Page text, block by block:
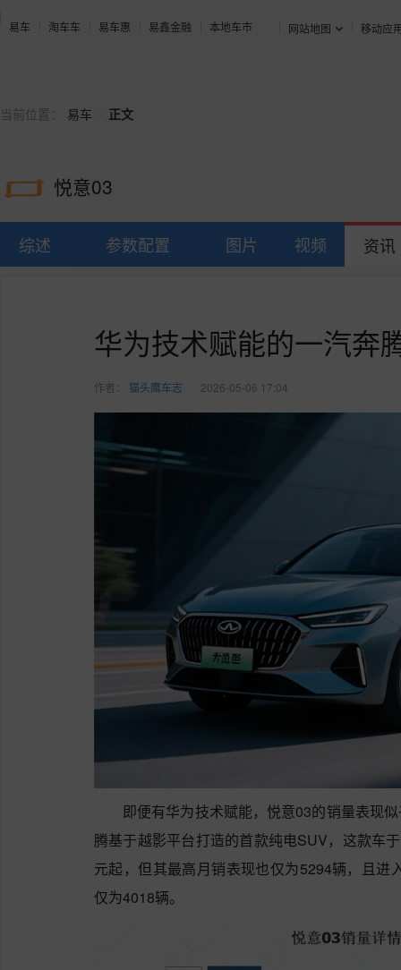
易车 淘车车 易车惠 易鑫金融 本地车市 网站地图 移动应
当前位置： 易车 正文
悦意03
综述 参数配置 图片 视频 资讯
华为技术赋能的一汽奔
作者： 猫头鹰车志 2026-05-06 17:04
即便有华为技术赋能，悦意03的销量表现
腾基于越影平台打造的首款纯电SUV，这款车
元起，但其最高月销表现也仅为5294辆，且进
仅为4018辆。